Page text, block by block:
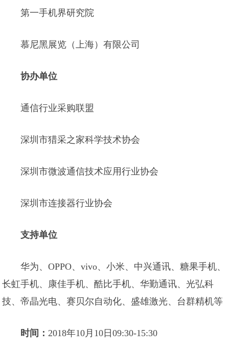
第一手机界研究院
慕尼黑展览（上海）有限公司
协办单位
通信行业采购联盟
深圳市猎采之家科学技术协会
深圳市微波通信技术应用行业协会
深圳市连接器行业协会
支持单位
华为、OPPO、vivo、小米、中兴通讯、糖果手机、
长虹手机、康佳手机、酷比手机、华勤通讯、光弘科
技、帝晶光电、赛贝尔自动化、盛雄激光、台群精机等
时间：2018年10月10日09:30-15:30